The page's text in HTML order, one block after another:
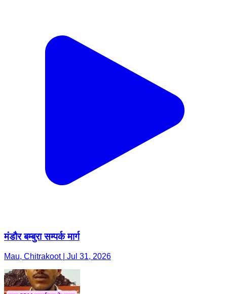
मंडौर बम्बुरा सम्पर्क मार्ग
Mau, Chitrakoot | Jul 31, 2026